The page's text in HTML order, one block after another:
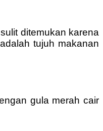
ditemukan karena
tujuh makanan
gula merah cair